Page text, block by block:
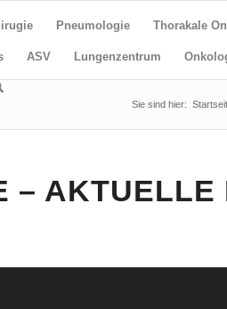
Pneumologie Thorakale
ASV Lungenzentrum
Sie sind hier:
–